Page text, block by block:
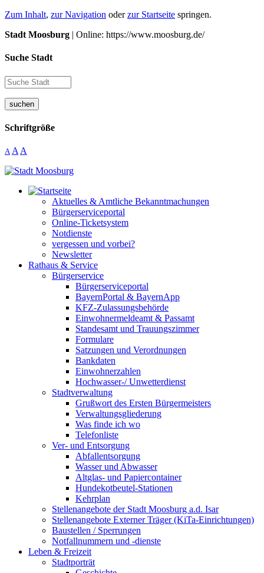
Zum Inhalt, zur Navigation oderzur Startseite springen.
Stadt Moosburg | Online: https://www.moosburg.de/
Suche Stadt
suchen
Schriftgröße
A A A
Aktuelles & Amtliche Bekanntmachungen
Bürgerserviceportal
Online-Ticketsystem
Notdienste
vergessen und vorbei?
Newsletter
Rathaus & Service
Bürgerservice
Bürgerserviceportal
BayernPortal & BayernApp
KFZ-Zulassungsbehörde
Einwohnermeldeamt & Passamt
Standesamt und Trauungszimmer
Formulare
Satzungen und Verordnungen
Bankdaten
Einwohnerzahlen
Hochwasser-/ Unwetterdienst
Stadtverwaltung
Grußwort des Ersten Bürgermeisters
Verwaltungsgliederung
Was finde ich wo
Telefonliste
Ver- und Entsorgung
Abfallentsorgung
Wasser und Abwasser
Altglas- und Papiercontainer
Hundekotbeutel-Stationen
Kehrplan
Stellenangebote der Stadt Moosburg a.d. Isar
Stellenangebote Externer Träger (KiTa-Einrichtungen)
Baustellen / Sperrungen
Notfallnummern und -dienste
Leben & Freizeit
Stadtporträt